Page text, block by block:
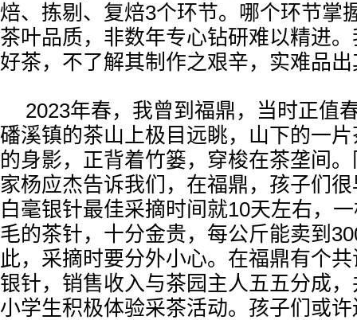
焙、拣剔、复焙3个环节。哪个环节掌
茶叶品质，非数年专心钻研难以精进
好茶，不了解其制作之艰辛，实难品
2023年春，我曾到福鼎，当时正值
磻溪镇的茶山上极目远眺，山下的一
的身影，正背着竹篓，穿梭在茶垄间
家杨应杰告诉我们，在福鼎，孩子们
白毫银针最佳采摘时间就10天左右，
毛的茶针，十分金贵，每公斤能卖到
此，采摘时要分外小心。在福鼎有个
银针，销售收入与茶园主人五五分成
小学生积极体验采茶活动。孩子们或